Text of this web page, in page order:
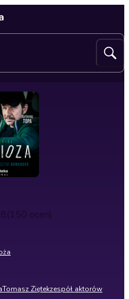
(150 ocen)
Tomasz Ziętekzespół aktorów